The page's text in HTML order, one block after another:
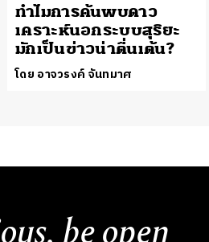
ทำไมการค้นพบดาว
เคราะห์นอกระบบสุริยะ
มักเป็นข่าวน่าตื่นเต้น?
โดย อาจวรงค์ จันทมาศ
be open